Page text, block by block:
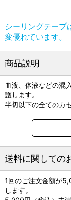
シーリングテープ
変優れています。
商品説明
血液、体液などの混
護します。
半切以下の全てのカ
＜クリーン＆セーフ
X線撮影時に起こる
●サイズ：フリー
●入数：100枚入
送料に関しての
1回のご注文金額が
します。